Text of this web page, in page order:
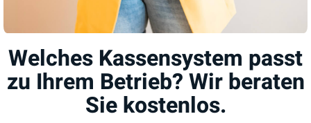
Welches Kassensystem passt
zu Ihrem Betrieb? Wir beraten
Sie kostenlos.